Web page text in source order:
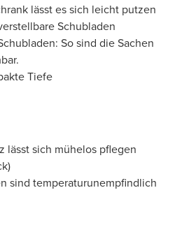
lässt es sich leicht putzen
Schubladen
So sind die Sachen
Tiefe
lässt sich mühelos pflegen
sind temperaturunempfindlich